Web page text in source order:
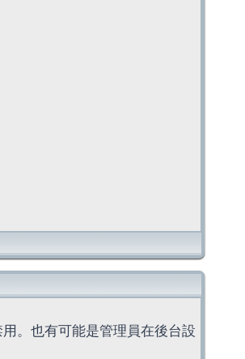
。也有可能是管理員在後台設